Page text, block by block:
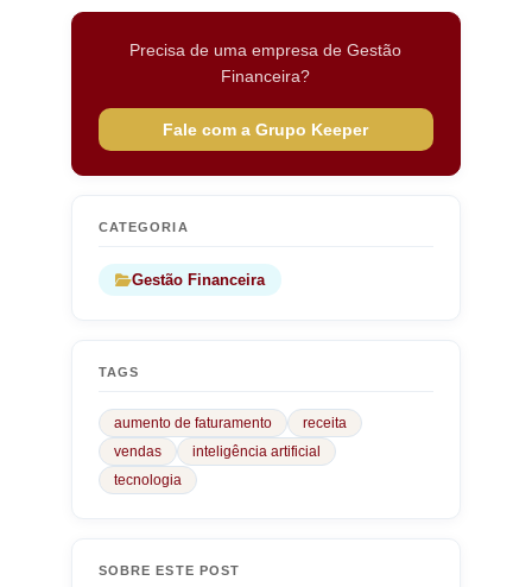
Precisa de uma empresa de Gestão
Financeira?
Fale com a Grupo Keeper
CATEGORIA
Gestão Financeira
TAGS
aumento de faturamento
receita
vendas
inteligência artificial
tecnologia
SOBRE ESTE POST